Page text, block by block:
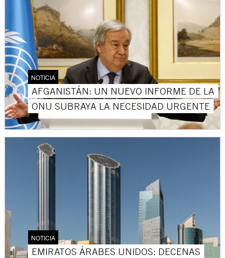
NOTICIA
AFGANISTÁN: UN NUEVO INFORME DE LA
ONU SUBRAYA LA NECESIDAD URGENTE
NOTICIA
EMIRATOS ÁRABES UNIDOS: DECENAS